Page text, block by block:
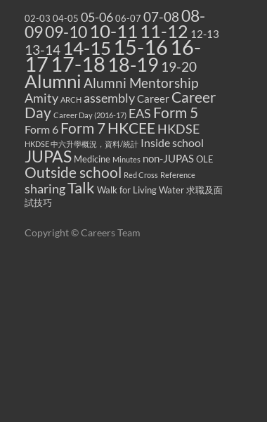
02-03 04-05 05-0606-07 07-0808-
0909-10 10-11 11-12 12-13
13-14 14-15 15-16 16-
17 17-18 18-19 19-20
Alumni Alumni Mentorship
Amity ARCH assemblyCareer Career
Day Career Day (2016-17) EAS Form 5
Form 6 Form 7HKCEE HKDSE
HKDSE 中六升學概況，資料/統計 Inside school
JUPAS Medicine Minutes non-JUPASOLE
Outside school Red Cross Reference
sharingTalk Walk for Living Water求職及面
試技巧
Copyright © Careers Team